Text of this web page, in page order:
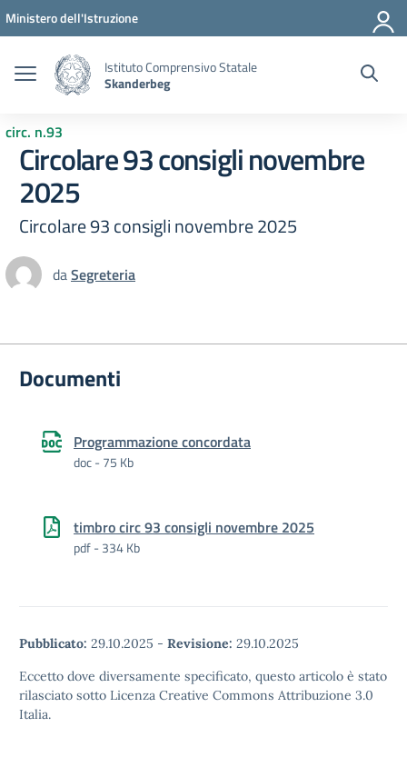
Vai ai contenuti
Vai al menu di navigazione
Vai al footer
Ministero dell'Istruzione
Istituto Comprensivo Statale
Skanderbeg
circ. n.93
Circolare 93 consigli novembre
2025
Circolare 93 consigli novembre 2025
daSegreteria
Documenti
Programmazione concordata
doc - 75 Kb
timbro circ 93 consigli novembre 2025
pdf - 334 Kb
Pubblicato: 29.10.2025 - Revisione: 29.10.2025
Eccetto dove diversamente specificato, questo articolo è stato
rilasciato sotto Licenza Creative Commons Attribuzione 3.0
Italia.